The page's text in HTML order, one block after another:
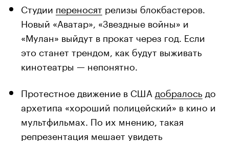
Студии переносят релизы блокбастеров.
Новый «Аватар», «Звездные войны» и
«Мулан» выйдут в прокат через год. Если
это станет трендом, как будут выживать
кинотеатры — непонятно.
Протестное движение в США добралось до
архетипа «хороший полицейский» в кино и
мультфильмах. По их мнению, такая
репрезентация мешает увидеть